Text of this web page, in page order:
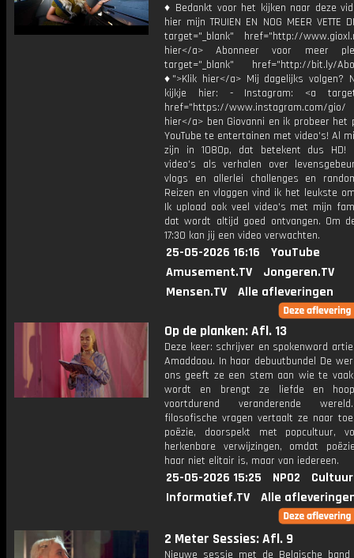
♦ Bedankt voor het kijken naar deze
hier mijn TRUIEN EN NOG MEER VETTE
target="_blank" href="http://
hier</a> Abonneer voor meer
target="_blank" href="http://bit.ly/
♦">Klik hier</a> Mij dagelijks volgen?
kijkje hier: - Instagram: <a
href="https://www.instagram.com/
hier</a> ben Giovanni en ik probeer het
YouTube te entertainen met video's! Al
zijn in 1080p, dat betekent dus HD!
video's als verhalen over
vlogs en allerlei challenges en
Reizen en vloggen vind ik het leukste
Ik upload ook veel video's met mijn
dat wordt altijd goed ontvangen. Om
17:30 kan jij een video verwachten.
25-05-2026 16:16
YouTube
Amusement.TV
Jongeren.TV
Mensen.TV
Alle afleveringen
Op de planken: Afl. 13
Deze keer: schrijver en spokenword
Amaddaou. In haar debuutbundel De
ons geeft ze een stem aan wie te
wordt en brengt ze liefde en
voortdurend veranderende
filosofische vragen vertaalt ze naar
poëzie, doorspekt met popcultuur,
herkenbare verwijzingen, omdat
haar niet elitair is, maar van iedereen.
25-05-2026 15:25 NPO2
Informatief.TV
Alle
2 Meter Sessies: Afl. 9
Nieuwe sessie met de Belgische